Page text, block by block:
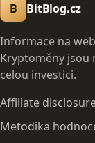
B BitBlog.cz
Informace na
Kryptoměny jsou
celou investici.
Affiliate
Metodika